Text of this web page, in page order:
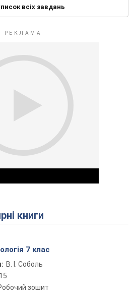
всіх завдань
Play Video
книги
7 клас
В. І. Соболь
зошит